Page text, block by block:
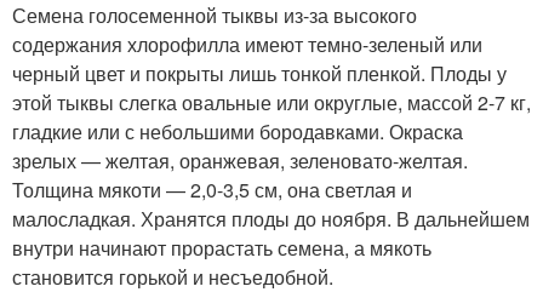
Семена голосеменной тыквы из-за высокого
содержания хлорофилла имеют темно-зеленый или
черный цвет и покрыты лишь тонкой пленкой. Плоды у
этой тыквы слегка овальные или округлые, массой 2-7 кг,
гладкие или с небольшими бородавками. Окраска
зрелых — желтая, оранжевая, зеленовато-желтая.
Толщина мякоти — 2,0-3,5 см, она светлая и
малосладкая. Хранятся плоды до ноября. В дальнейшем
внутри начинают прорастать семена, а мякоть
становится горькой и несъедобной.